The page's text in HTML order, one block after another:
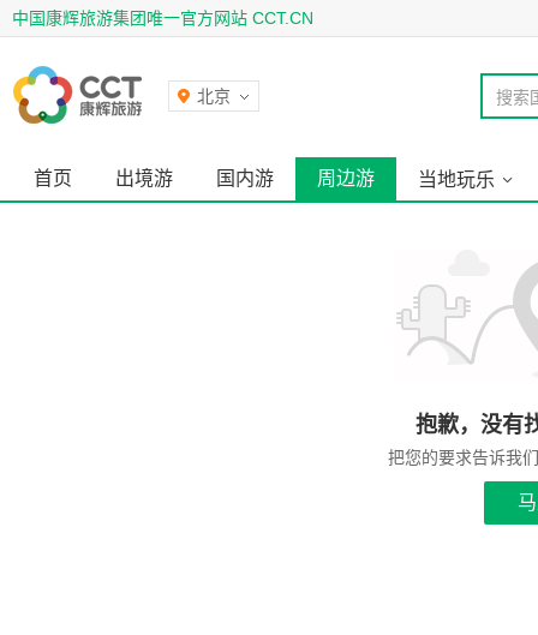
中国康辉旅游集团唯一官方网站 CCT.CN
北京 搜索
首页 出境游 国内游 周边游 当地玩乐
抱歉，没有
把您的要求告诉我